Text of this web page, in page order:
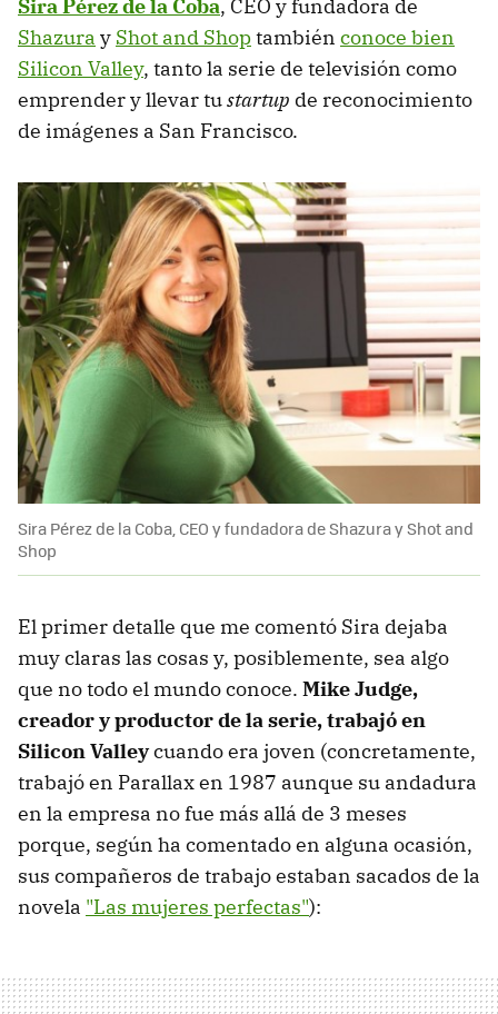
Sira Pérez de la Coba, CEO y fundadora de
Shazura y Shot and Shoptambién conoce bien
Silicon Valley, tanto la serie de televisión como
emprender y llevar tustartup de reconocimiento
de imágenes a San Francisco.
Sira Pérez de la Coba, CEO y fundadora de Shazura y Shot and
Shop
El primer detalle que me comentó Sira dejaba
muy claras las cosas y, posiblemente, sea algo
que no todo el mundo conoce. Mike Judge,
creador y productor de la serie, trabajó en
Silicon Valleycuando era joven (concretamente,
trabajó en Parallax en 1987 aunque su andadura
en la empresa no fue más allá de 3 meses
porque, según ha comentado en alguna ocasión,
sus compañeros de trabajo estaban sacados de la
novela "Las mujeres perfectas"):